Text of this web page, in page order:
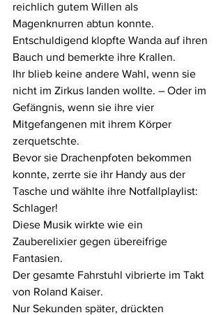
reichlich gutem Willen als
Magenknurren abtun konnte.
Entschuldigend klopfte Wanda auf ihren
Bauch und bemerkte ihre Krallen.
Ihr blieb keine andere Wahl, wenn sie
nicht im Zirkus landen wollte. – Oder im
Gefängnis, wenn sie ihre vier
Mitgefangenen mit ihrem Körper
zerquetschte.
Bevor sie Drachenpfoten bekommen
konnte, zerrte sie ihr Handy aus der
Tasche und wählte ihre Notfallplaylist:
Schlager!
Diese Musik wirkte wie ein
Zauberelixier gegen übereifrige
Fantasien.
Der gesamte Fahrstuhl vibrierte im Takt
von Roland Kaiser.
Nur Sekunden später, drückten